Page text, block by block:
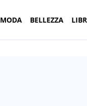
MODA BELLEZZA